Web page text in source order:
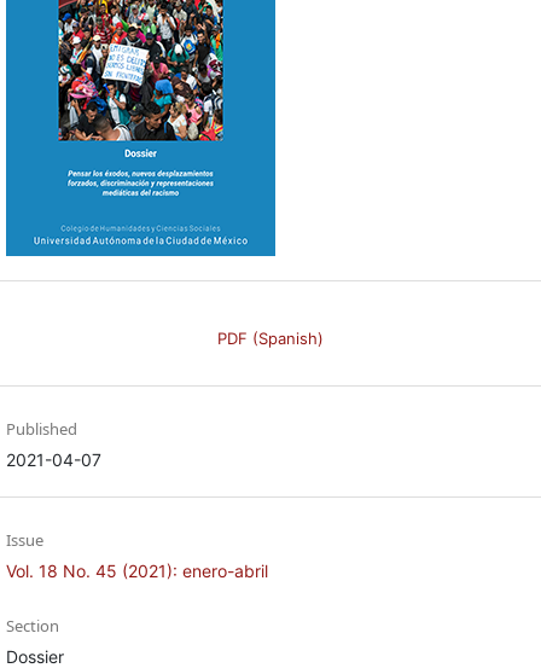
PDF (Spanish)
Published
2021-04-07
Issue
Vol. 18 No. 45 (2021): enero-abril
Section
Dossier